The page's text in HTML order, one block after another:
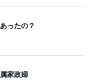
ったの？
家政婦